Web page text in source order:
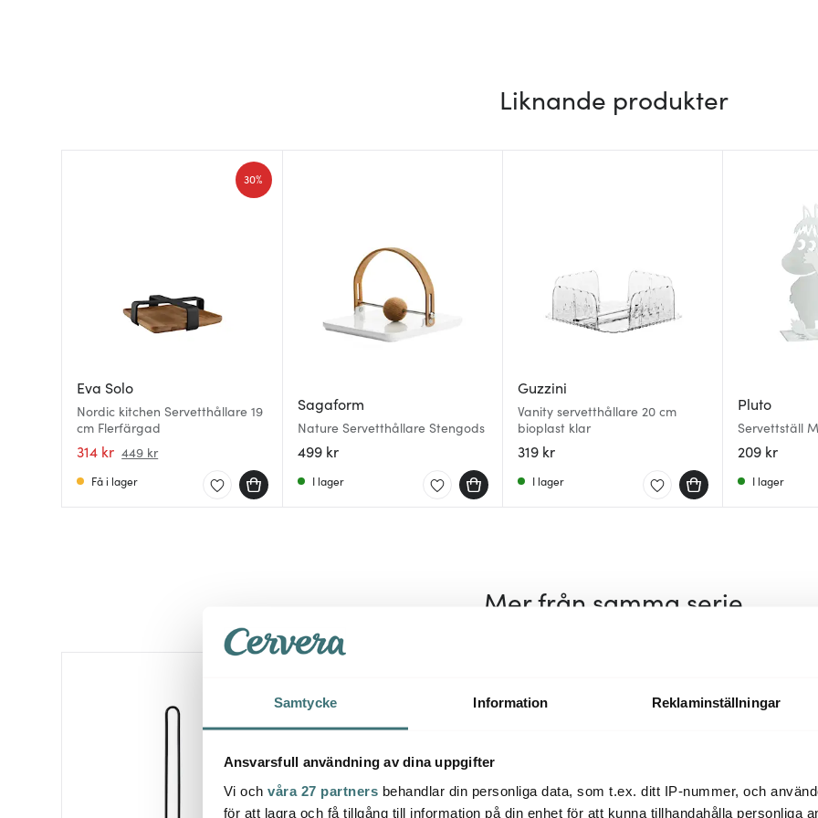
Samtycke Information Reklaminställningar
Ansvarsfull användning av dina uppgifter
Vi och våra 27 partners behandlar din personliga data, som t.ex. ditt IP-nummer, och
för att lagra och få tillgång till information på din enhet för att kunna tillhandahålla personliga
Liknande produkter
Eva Solo
Nordic kitchen Servetthållare 19
cm Flerfärgad
314 kr 449 kr
30%
Få i lager
Sagaform
Nature Servetthållare Stengods
499 kr
I lager
Guzzini
Vanity servetthållare 20 cm
bioplast klar
319 kr
I lager
Pluto
Servettställ
209 kr
I lager
Mer från samma serie